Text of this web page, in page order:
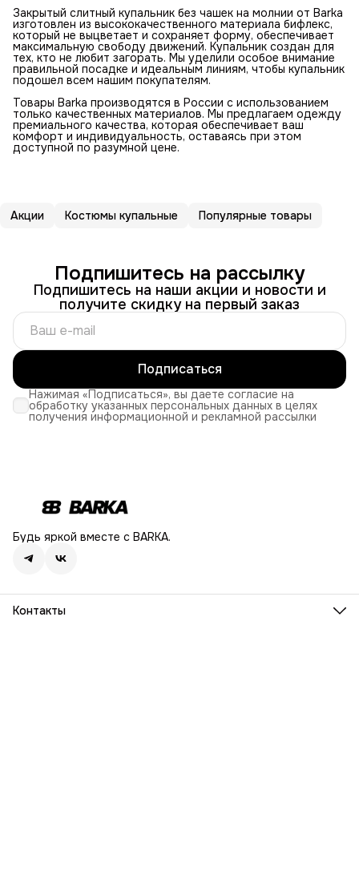
Закрытый слитный купальник без чашек на молнии от Barka
изготовлен из высококачественного материала бифлекс,
который не выцветает и сохраняет форму, обеспечивает
максимальную свободу движений. Купальник создан для
тех, кто не любит загорать. Мы уделили особое внимание
правильной посадке и идеальным линиям, чтобы купальник
подошел всем нашим покупателям.
Товары Barka производятся в России с использованием
только качественных материалов. Мы предлагаем одежду
премиального качества, которая обеспечивает ваш
комфорт и индивидуальность, оставаясь при этом
доступной по разумной цене.
Акции Костюмы купальные Популярные товары
Подпишитесь на рассылку
Подпишитесь на наши акции и новости и
получите скидку на первый заказ
Подписаться
Нажимая «Подписаться», вы даете согласие на
обработку указанных персональных данных в целях
получения информационной и рекламной рассылки
Будь яркой вместе с BARKA.
Контакты